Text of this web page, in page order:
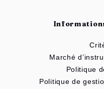
Marché
Politique
Politique de